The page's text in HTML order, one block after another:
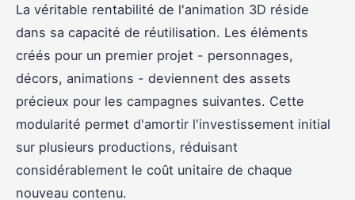
La véritable rentabilité de l'animation 3D réside
dans sa capacité de réutilisation. Les éléments
créés pour un premier projet - personnages,
décors, animations - deviennent des assets
précieux pour les campagnes suivantes. Cette
modularité permet d'amortir l'investissement initial
sur plusieurs productions, réduisant
considérablement le coût unitaire de chaque
nouveau contenu.